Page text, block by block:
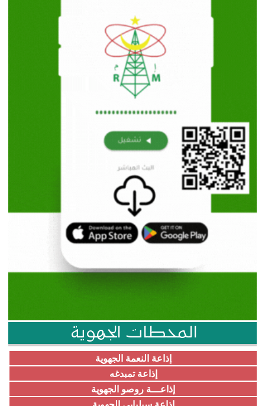
المحطات الجهوية
إذاعة النعمة الجهوية
إذاعة تمبدغه
إذاعـــة روصو الجهوية